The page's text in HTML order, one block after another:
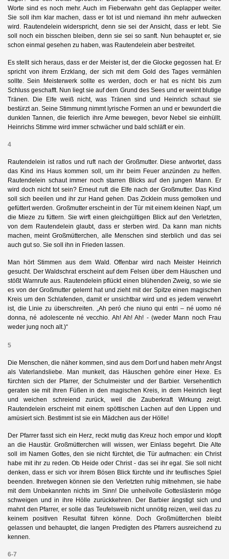
Worte sind es noch mehr. Auch im Fieberwahn geht das Geplapper weiter.
Sie soll ihm klar machen, dass er tot ist und niemand ihn mehr aufwecken
wird . Rautendelein widerspricht, denn sie sei der Ansicht, dass er lebt. Sie
soll noch ein bisschen bleiben, denn sie sei so sanft. Nun behauptet er, sie
schon einmal gesehen zu haben, was Rautendelein aber bestreitet.
Es stellt sich heraus, dass er der Meister ist, der die Glocke gegossen hat. Er
spricht von ihrem Erzklang, der sich mit dem Gold des Tages vermählen
sollte. Sein Meisterwerk sollte es werden, doch er hat es nicht bis zum
Schluss geschafft. Nun liegt sie auf dem Grund des Sees und er weint blutige
Tränen. Die Elfe weiß nicht, was Tränen sind und Heinrich schaut sie
bestürzt an. Seine Stimmung nimmt lyrische Formen an und er bewundert die
dunklen Tannen, die feierlich ihre Arme bewegen, bevor Nebel sie einhüllt.
Heinrichs Stimme wird immer schwächer und bald schläft er ein.
4
Rautendelein ist ratlos und ruft nach der Großmutter. Diese antwortet, dass
das Kind ins Haus kommen soll, um ihr beim Feuer anzünden zu helfen.
Rautendelein schaut immer noch starren Blicks auf den jungen Mann. Er
wird doch nicht tot sein? Erneut ruft die Elfe nach der Großmutter. Das Kind
soll sich beeilen und ihr zur Hand gehen. Das Zicklein muss gemolken und
gefüttert werden. Großmutter erscheint in der Tür mit einem kleinen Napf, um
die Mieze zu füttern. Sie wirft einen gleichgültigen Blick auf den Verletzten,
von dem Rautendelein glaubt, dass er sterben wird. Da kann man nichts
machen, meint Großmütterchen, alle Menschen sind sterblich und das sei
auch gut so. Sie soll ihn in Frieden lassen.
Man hört Stimmen aus dem Wald. Offenbar wird nach Meister Heinrich
gesucht. Der Waldschrat erscheint auf dem Felsen über dem Häuschen und
stößt Warnrufe aus. Rautendelein pflückt einen blühenden Zweig, so wie sie
es von der Großmutter gelernt hat und zieht mit der Spitze einen magischen
Kreis um den Schlafenden, damit er unsichtbar wird und es jedem verwehrt
ist, die Linie zu überschreiten. „Ah peró che niuno qui entri – né uomo né
donna, né adolescente né vecchio. Ah! Ah! Ah! - (weder Mann noch Frau
weder jung noch alt.)“
5
Die Menschen, die näher kommen, sind aus dem Dorf und haben mehr Angst
als Vaterlandsliebe. Man munkelt, das Häuschen gehöre einer Hexe. Es
fürchten sich der Pfarrer, der Schulmeister und der Barbier. Versehentlich
geraten sie mit ihren Füßen in den magischen Kreis, in dem Heinrich liegt
und weichen schreiend zurück, weil die Zauberkraft Wirkung zeigt.
Rautendelein erscheint mit einem spöttischen Lachen auf den Lippen und
amüsiert sich. Bestimmt ist sie ein Mädchen aus der Hölle!
Der Pfarrer fasst sich ein Herz, reckt mutig das Kreuz hoch empor und klopft
an die Haustür. Großmütterchen will wissen, wer Einlass begehrt. Die Alte
soll im Namen Gottes, den sie nicht fürchtet, die Tür aufmachen: ein Christ
habe mit ihr zu reden. Ob Heide oder Christ - das sei ihr egal. Sie soll nicht
denken, dass er sich vor ihrem Bösen Blick fürchte und ihr teuflisches Spiel
beenden. Ihretwegen können sie den Verletzten ruhig mitnehmen, sie habe
mit dem Unbekannten nichts im Sinn! Die unheilvolle Gotteslästerin möge
schweigen und in ihre Hölle zurückkehren. Der Barbier ängstigt sich und
mahnt den Pfarrer, er solle das Teufelsweib nicht unnötig reizen, weil das zu
keinem positiven Resultat führen könne. Doch Großmütterchen bleibt
gelassen und behauptet, die langen Predigten des Pfarrers ausreichend zu
kennen.
6-7